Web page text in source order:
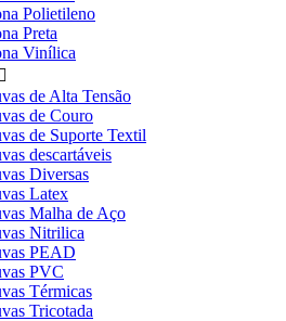
Polietileno
Preta
Vinílica

de Alta Tensão
de Couro
de Suporte Textil
descartáveis
Diversas
Latex
Malha de Aço
Nitrilica
PEAD
PVC
Térmicas
Tricotada